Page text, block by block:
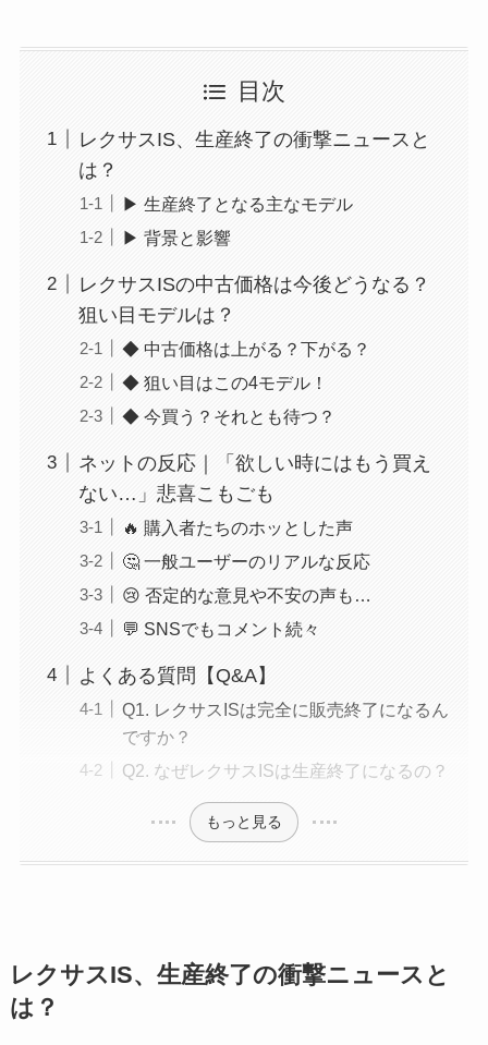
目次
レクサスIS、生産終了の衝撃ニュースと
は？
▶ 生産終了となる主なモデル
▶ 背景と影響
レクサスISの中古価格は今後どうなる？
狙い目モデルは？
◆ 中古価格は上がる？下がる？
◆ 狙い目はこの4モデル！
◆ 今買う？それとも待つ？
ネットの反応｜「欲しい時にはもう買え
ない…」悲喜こもごも
🔥 購入者たちのホッとした声
🤔 一般ユーザーのリアルな反応
😢 否定的な意見や不安の声も…
💬 SNSでもコメント続々
よくある質問【Q&A】
Q1. レクサスISは完全に販売終了になるん
ですか？
Q2. なぜレクサスISは生産終了になるの？
もっと見る
レクサスIS、生産終了の衝撃ニュースと
は？